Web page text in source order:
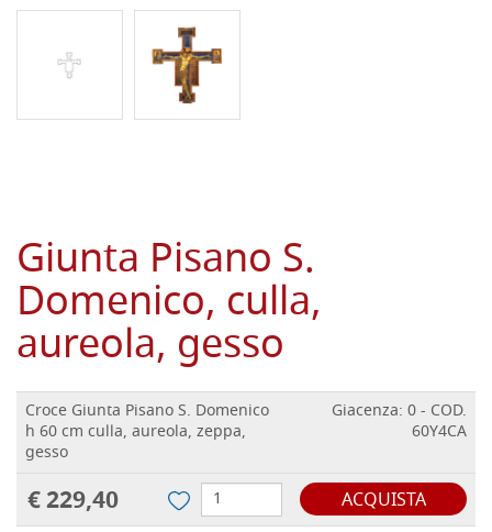
Giunta Pisano S.
Domenico, culla,
aureola, gesso
Croce Giunta Pisano S. Domenico
h 60 cm culla, aureola, zeppa,
gesso
Giacenza: 0 - COD.
60Y4CA
€ 229,40 ACQUISTA